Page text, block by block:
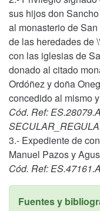
sus hijos don
al monasterio de
de las heredades de
con las iglesias de
donado al citado
Ordóñez y doña
concedido al mismo
Cód. Ref:
3.- Expediente de
Manuel Pazos y
Cód. Ref:
Fuentes y